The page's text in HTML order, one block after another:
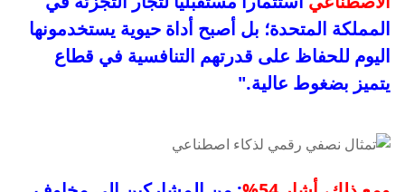
المملكة المتحدة؛ بل أصبح أداة حيوية يستخدمونها
اليوم للحفاظ على قدرتهم التنافسية في قطاع
يتميز بضغوط عالية."